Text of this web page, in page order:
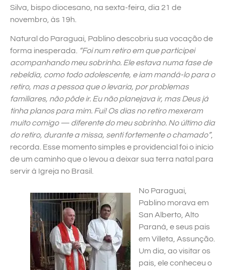
Silva, bispo diocesano, na sexta-feira, dia 21 de
novembro, às 19h.
Natural do Paraguai, Pablino descobriu sua vocação de
forma inesperada. “Foi num retiro em que participei
acompanhando meu sobrinho. Ele estava numa fase de
rebeldia, como todo adolescente, e iam mandá-lo para o
retiro, mas a pessoa que o levaria, por problemas
familiares, não pôde ir. Eu não planejava ir, mas Deus já
tinha planos para mim. Fui! Os dias no retiro mexeram
muito comigo — diferente do meu sobrinho. No último dia
do retiro, durante a missa, senti fortemente o chamado”,
recorda. Esse momento simples e providencial foi o início
de um caminho que o levou a deixar sua terra natal para
servir à Igreja no Brasil.
No Paraguai,
Pablino morava em
San Alberto, Alto
Paraná, e seus pais
em Villeta, Assunção.
Um dia, ao visitar os
pais, ele conheceu o